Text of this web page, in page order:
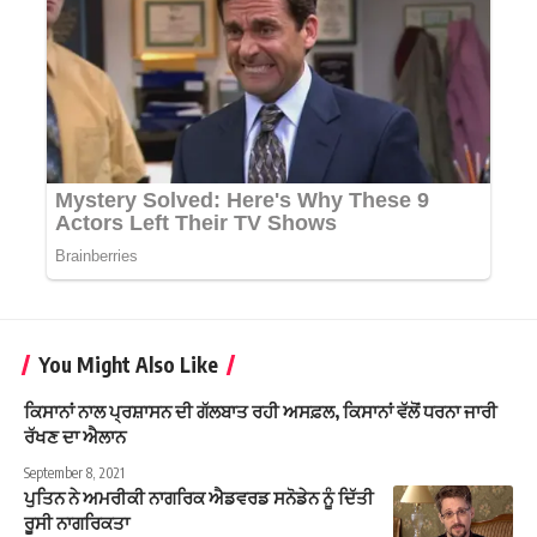
You Might Also Like
ਕਿਸਾਨਾਂ ਨਾਲ ਪ੍ਰਸ਼ਾਸਨ ਦੀ ਗੱਲਬਾਤ ਰਹੀ ਅਸਫ਼ਲ, ਕਿਸਾਨਾਂ ਵੱਲੋਂ ਧਰਨਾ ਜਾਰੀ
ਰੱਖਣ ਦਾ ਐਲਾਨ
September 8, 2021
ਪੁਤਿਨ ਨੇ ਅਮਰੀਕੀ ਨਾਗਰਿਕ ਐਡਵਰਡ ਸਨੋਡੇਨ ਨੂੰ ਦਿੱਤੀ
ਰੂਸੀ ਨਾਗਰਿਕਤਾ